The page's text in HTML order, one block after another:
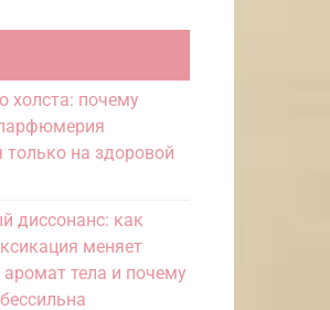
холста: почему
только на здоровой
диссонанс: как
меняет
аромат тела и почему